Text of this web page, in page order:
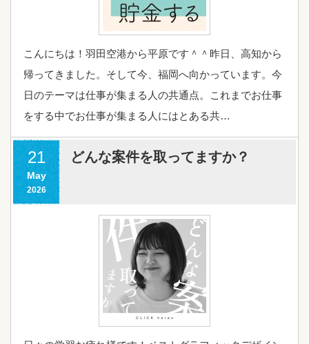
こんにちは！羽田空港から平原です＾＾昨日、高知から
帰ってきました。そして今、福岡へ向かっています。今
日のテーマは仕事が集まる人の共通点。これまでお仕事
をする中でお仕事が集まる人にはとある共…
21
May
2026
どんな案件を取ってますか？